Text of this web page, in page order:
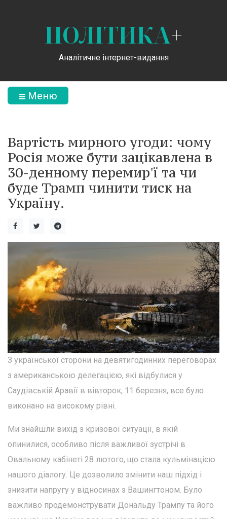
ПОЛІТИКА+
Аналітичне інтернет-видання
Меню
Вартість мирного угоди: чому
Росія може бути зацікавлена в
30-денному перемир'ї та чи
буде Трамп чинити тиск на
Україну.
З української сторони на девятигодинних переговорах
з американською делегацією, які відбулися у
Саудівській Аравії в вівторок, 11 березня, все було
виконано на високому рівні.
Ми знайшли вихід з кризової ситуації, в якій
опинилися, особливо після важливої зустрічі в
Овальному кабінеті 28 лютого, що стала кульмінацією
нашого діалогу. Це дозволило змінити наш підхід і
знизити напругу у відносинах з Вашингтоном. Було
важливо продемонструвати Дональду Трампу та його